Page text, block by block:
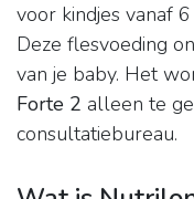
voor kindjes vanaf
Deze flesvoeding
van je baby. Het
Forte 2 alleen te
consultatiebureau.